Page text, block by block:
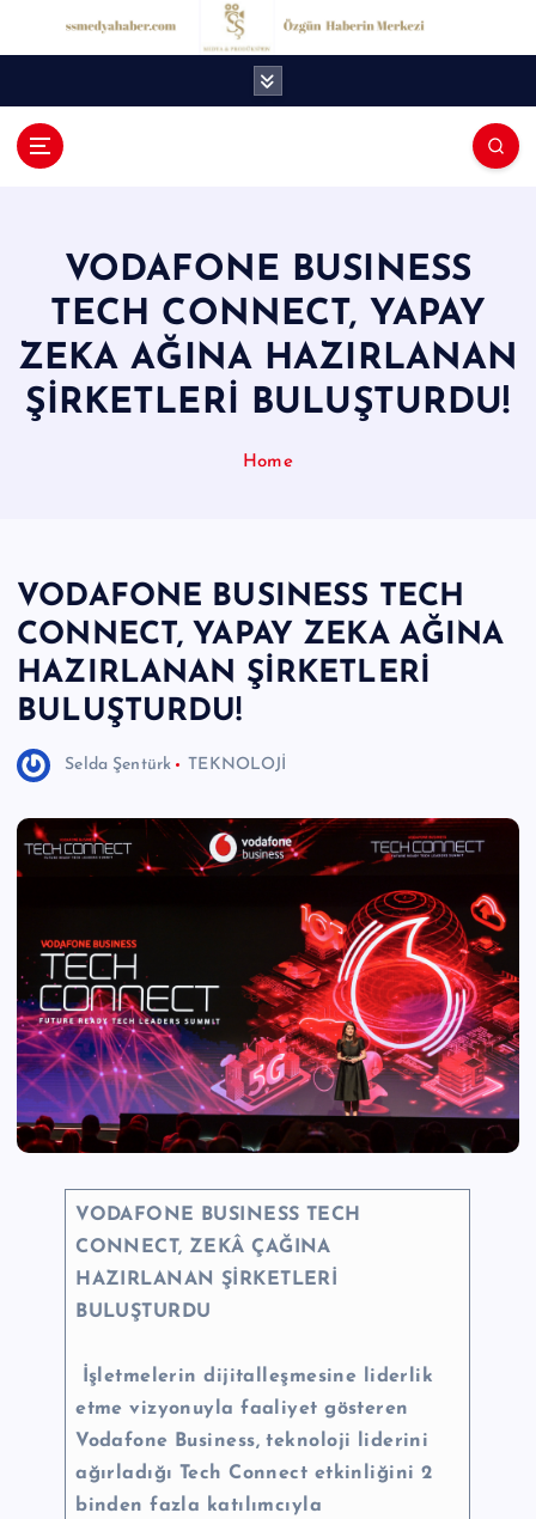
M
e
d
y
a
H
e
r
I
Ö
g
ü
n
H
b
e
ri
n
M
e
r
k
VODAFONE BUSINESS
TECH CONNECT, YAPAY
ZEKA AĞINA HAZIRLANAN
ŞİRKETLERİ BULUŞTURDU!
Home
VODAFONE BUSINESS TECH
CONNECT, YAPAY ZEKA AĞINA
HAZIRLANAN ŞİRKETLERİ
BULUŞTURDU!
Selda Şentürk TEKNOLOJİ
VODAFONE BUSINESS TECH
CONNECT, ZEKÂ ÇAĞINA
HAZIRLANAN ŞİRKETLERİ
BULUŞTURDU
İşletmelerin dijitalleşmesine liderlik
etme vizyonuyla faaliyet gösteren
Vodafone Business, teknoloji liderini
ağırladığı Tech Connect etkinliğini 2
binden fazla katılımcıyla